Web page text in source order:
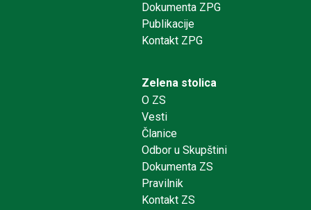
Dokumenta ZPG
Publikacije
Kontakt ZPG
Zelena stolica
O ZS
Vesti
Članice
Odbor u Skupštini
Dokumenta ZS
Pravilnik
Kontakt ZS